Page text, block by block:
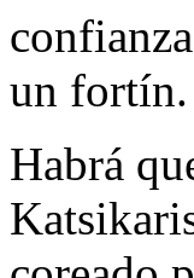
un fortín.
Habrá